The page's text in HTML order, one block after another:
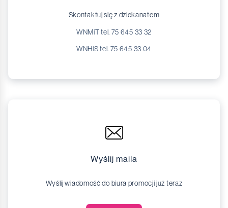
Skontaktuj się z dziekanatem
WNMiT tel. 75 645 33 32
WNHiS tel. 75 645 33 04
Wyślij maila
Wyślij wiadomość do biura promocji już teraz